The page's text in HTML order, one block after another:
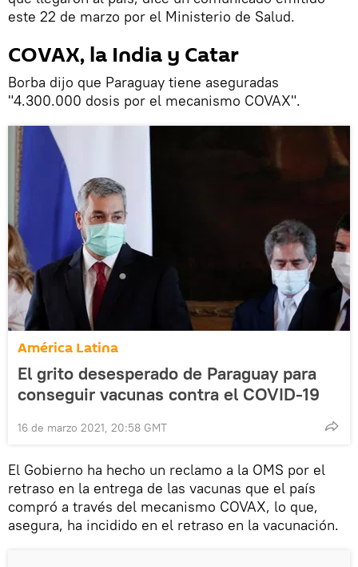
este 22 de marzo por el Ministerio de Salud.
COVAX, la India y Catar
Borba dijo que Paraguay tiene aseguradas
"4.300.000 dosis por el mecanismo COVAX".
América Latina
El grito desesperado de Paraguay para
conseguir vacunas contra el COVID-19
16 de marzo 2021, 20:58 GMT
El Gobierno ha hecho un reclamo a la OMS por el
retraso en la entrega de las vacunas que el país
compró a través del mecanismo COVAX, lo que,
asegura, ha incidido en el retraso en la vacunación.